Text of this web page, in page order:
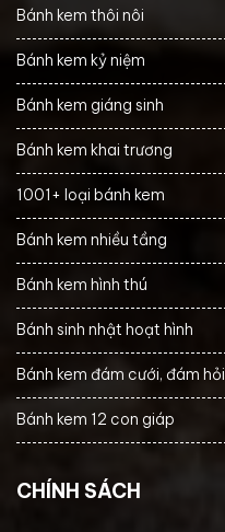
Bánh kem thôi nôi
Bánh kem kỷ niệm
Bánh kem giáng sinh
Bánh kem khai trương
1001+ loại bánh kem
Bánh kem nhiều tầng
Bánh kem hình thú
Bánh sinh nhật hoạt hình
Bánh kem đám cưới, đám hỏi
Bánh kem 12 con giáp
CHÍNH SÁCH